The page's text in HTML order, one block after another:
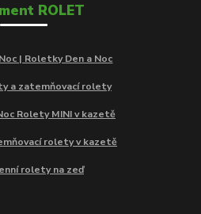
ROLET
| Roletky Den a Noc
a zatemňovací rolety
Rolety MINI v kazetě
rolety v kazetě
rolety na zeď